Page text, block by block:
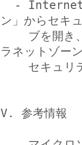
ン」からセキ
ラネットゾー
V. 参考情報